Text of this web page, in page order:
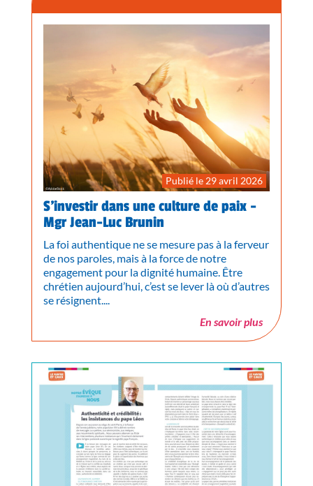
Publié le 29 avril 2026
S’investir dans une culture de paix -
Mgr Jean-Luc Brunin
La foi authentique ne se mesure pas à la ferveur
de nos paroles, mais à la force de notre
engagement pour la dignité humaine. Être
chrétien aujourd’hui, c’est se lever là où d’autres
se résignent....
En savoir plus